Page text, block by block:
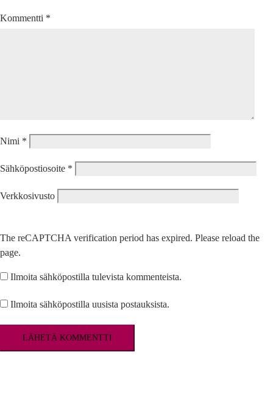
Kommentti *
Nimi *
Sähköpostiosoite *
Verkkosivusto
The reCAPTCHA verification period has expired. Please reload the
page.
Ilmoita sähköpostilla tulevista kommenteista.
Ilmoita sähköpostilla uusista postauksista.